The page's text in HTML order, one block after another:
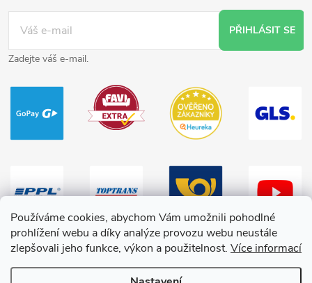
Používáme cookies, abychom Vám umožnili pohodlné
prohlížení webu a díky analýze provozu webu neustále
zlepšovali jeho funkce, výkon a použitelnost. Více informací
PŘIHLÁSIT SE
Zadejte váš e-mail.